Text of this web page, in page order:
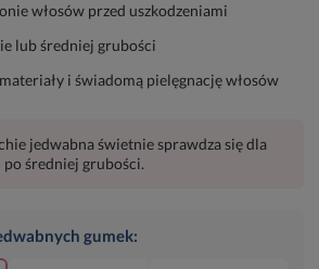
włosów przed uszkodzeniami
lub średniej grubości
i świadomą pielęgnację włosów
jedwabna świetnie sprawdza się dla
średniej grubości.
gumek: